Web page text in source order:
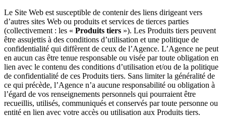
Le Site Web est susceptible de contenir des liens dirigeant vers
d’autres sites Web ou produits et services de tierces parties
(collectivement : les « Produits tiers »). Les Produits tiers peuvent
être assujettis à des conditions d’utilisation et une politique de
confidentialité qui diffèrent de ceux de l’Agence. L’Agence ne peut
en aucun cas être tenue responsable ou visée par toute obligation en
lien avec le contenu des conditions d’utilisation et/ou de la politique
de confidentialité de ces Produits tiers. Sans limiter la généralité de
ce qui précède, l’Agence n’a aucune responsabilité ou obligation à
l’égard de vos renseignements personnels qui pourraient être
recueillis, utilisés, communiqués et conservés par toute personne ou
entité en lien avec votre accès ou utilisation aux Produits tiers.